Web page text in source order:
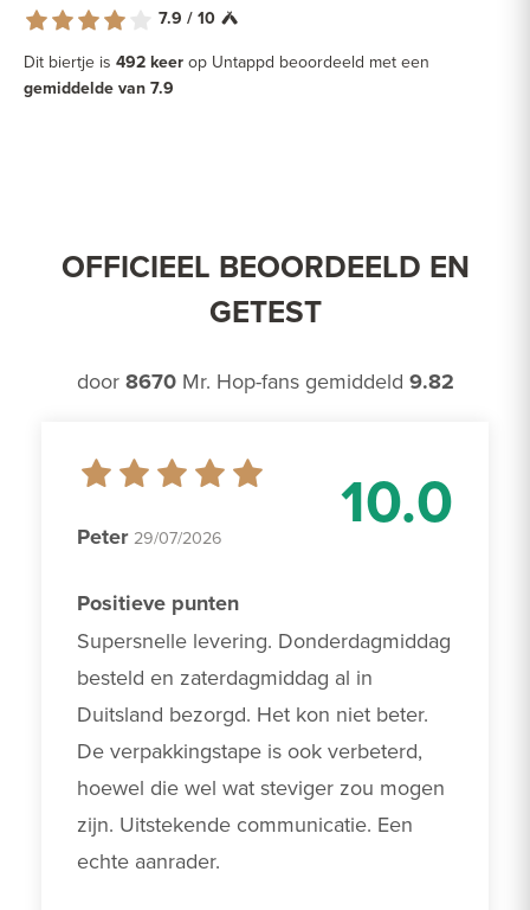
7.9 / 10
Dit biertje is 492 keer op Untappd beoordeeld met een
gemiddelde van 7.9
OFFICIEEL BEOORDEELD EN
GETEST
door 8670Mr. Hop-fans gemiddeld 9.82
10.0
Peter 29/07/2026
Positieve punten
Supersnelle levering. Donderdagmiddag
besteld en zaterdagmiddag al in
Duitsland bezorgd. Het kon niet beter.
De verpakkingstape is ook verbeterd,
hoewel die wel wat steviger zou mogen
zijn. Uitstekende communicatie. Een
echte aanrader.